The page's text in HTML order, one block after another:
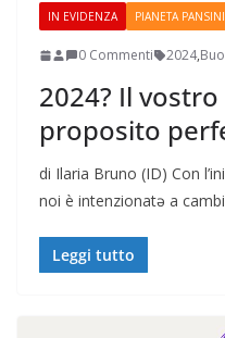
IN EVIDENZA PIANETA PANSINI
0 Commenti 2024,
2024? Il
proposito
di Ilaria Bruno (ID) Con
noi è intenzionatə a
Leggi tutto